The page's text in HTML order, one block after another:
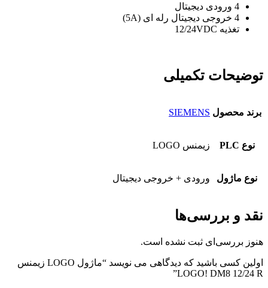
4 ورودی دیجیتال
4 خروجی دیجیتال رله ای (5A)
تغذیه 12/24VDC
توضیحات تکمیلی
برند محصول SIEMENS
نوع PLC زیمنس LOGO
نوع ماژول ورودی + خروجی دیجیتال
نقد و بررسی‌ها
هنوز بررسی‌ای ثبت نشده است.
اولین کسی باشید که دیدگاهی می نویسد “ماژول LOGO زیمنس
LOGO! DM8 12/24 R”